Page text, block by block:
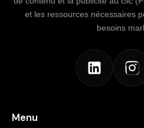
et les ressources nécessaires
besoins
Menu